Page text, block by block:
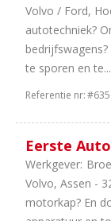
Volvo / Ford,
autotechniek?
te sporen en te...
Referentie nr:
Eerste
Werkgever:
Volvo, Assen -
motorkap? En